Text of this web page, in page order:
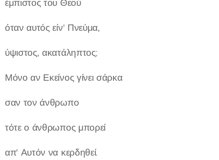
όταν αυτός είν' Πνεύμα,
ύψιστος, ακατάληπτος;
Μόνο αν Εκείνος γίνει σάρκα
σαν τον άνθρωπο
τότε ο άνθρωπος μπορεί
απ' Αυτόν να κερδηθεί.